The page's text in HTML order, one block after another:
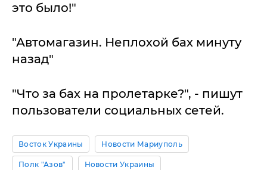
это было!"
"Автомагазин. Неплохой бах минуту
назад"
"Что за бах на пролетарке?", - пишут
пользователи социальных сетей.
Восток Украины Новости Мариуполь
Полк "Азов" Новости Украины